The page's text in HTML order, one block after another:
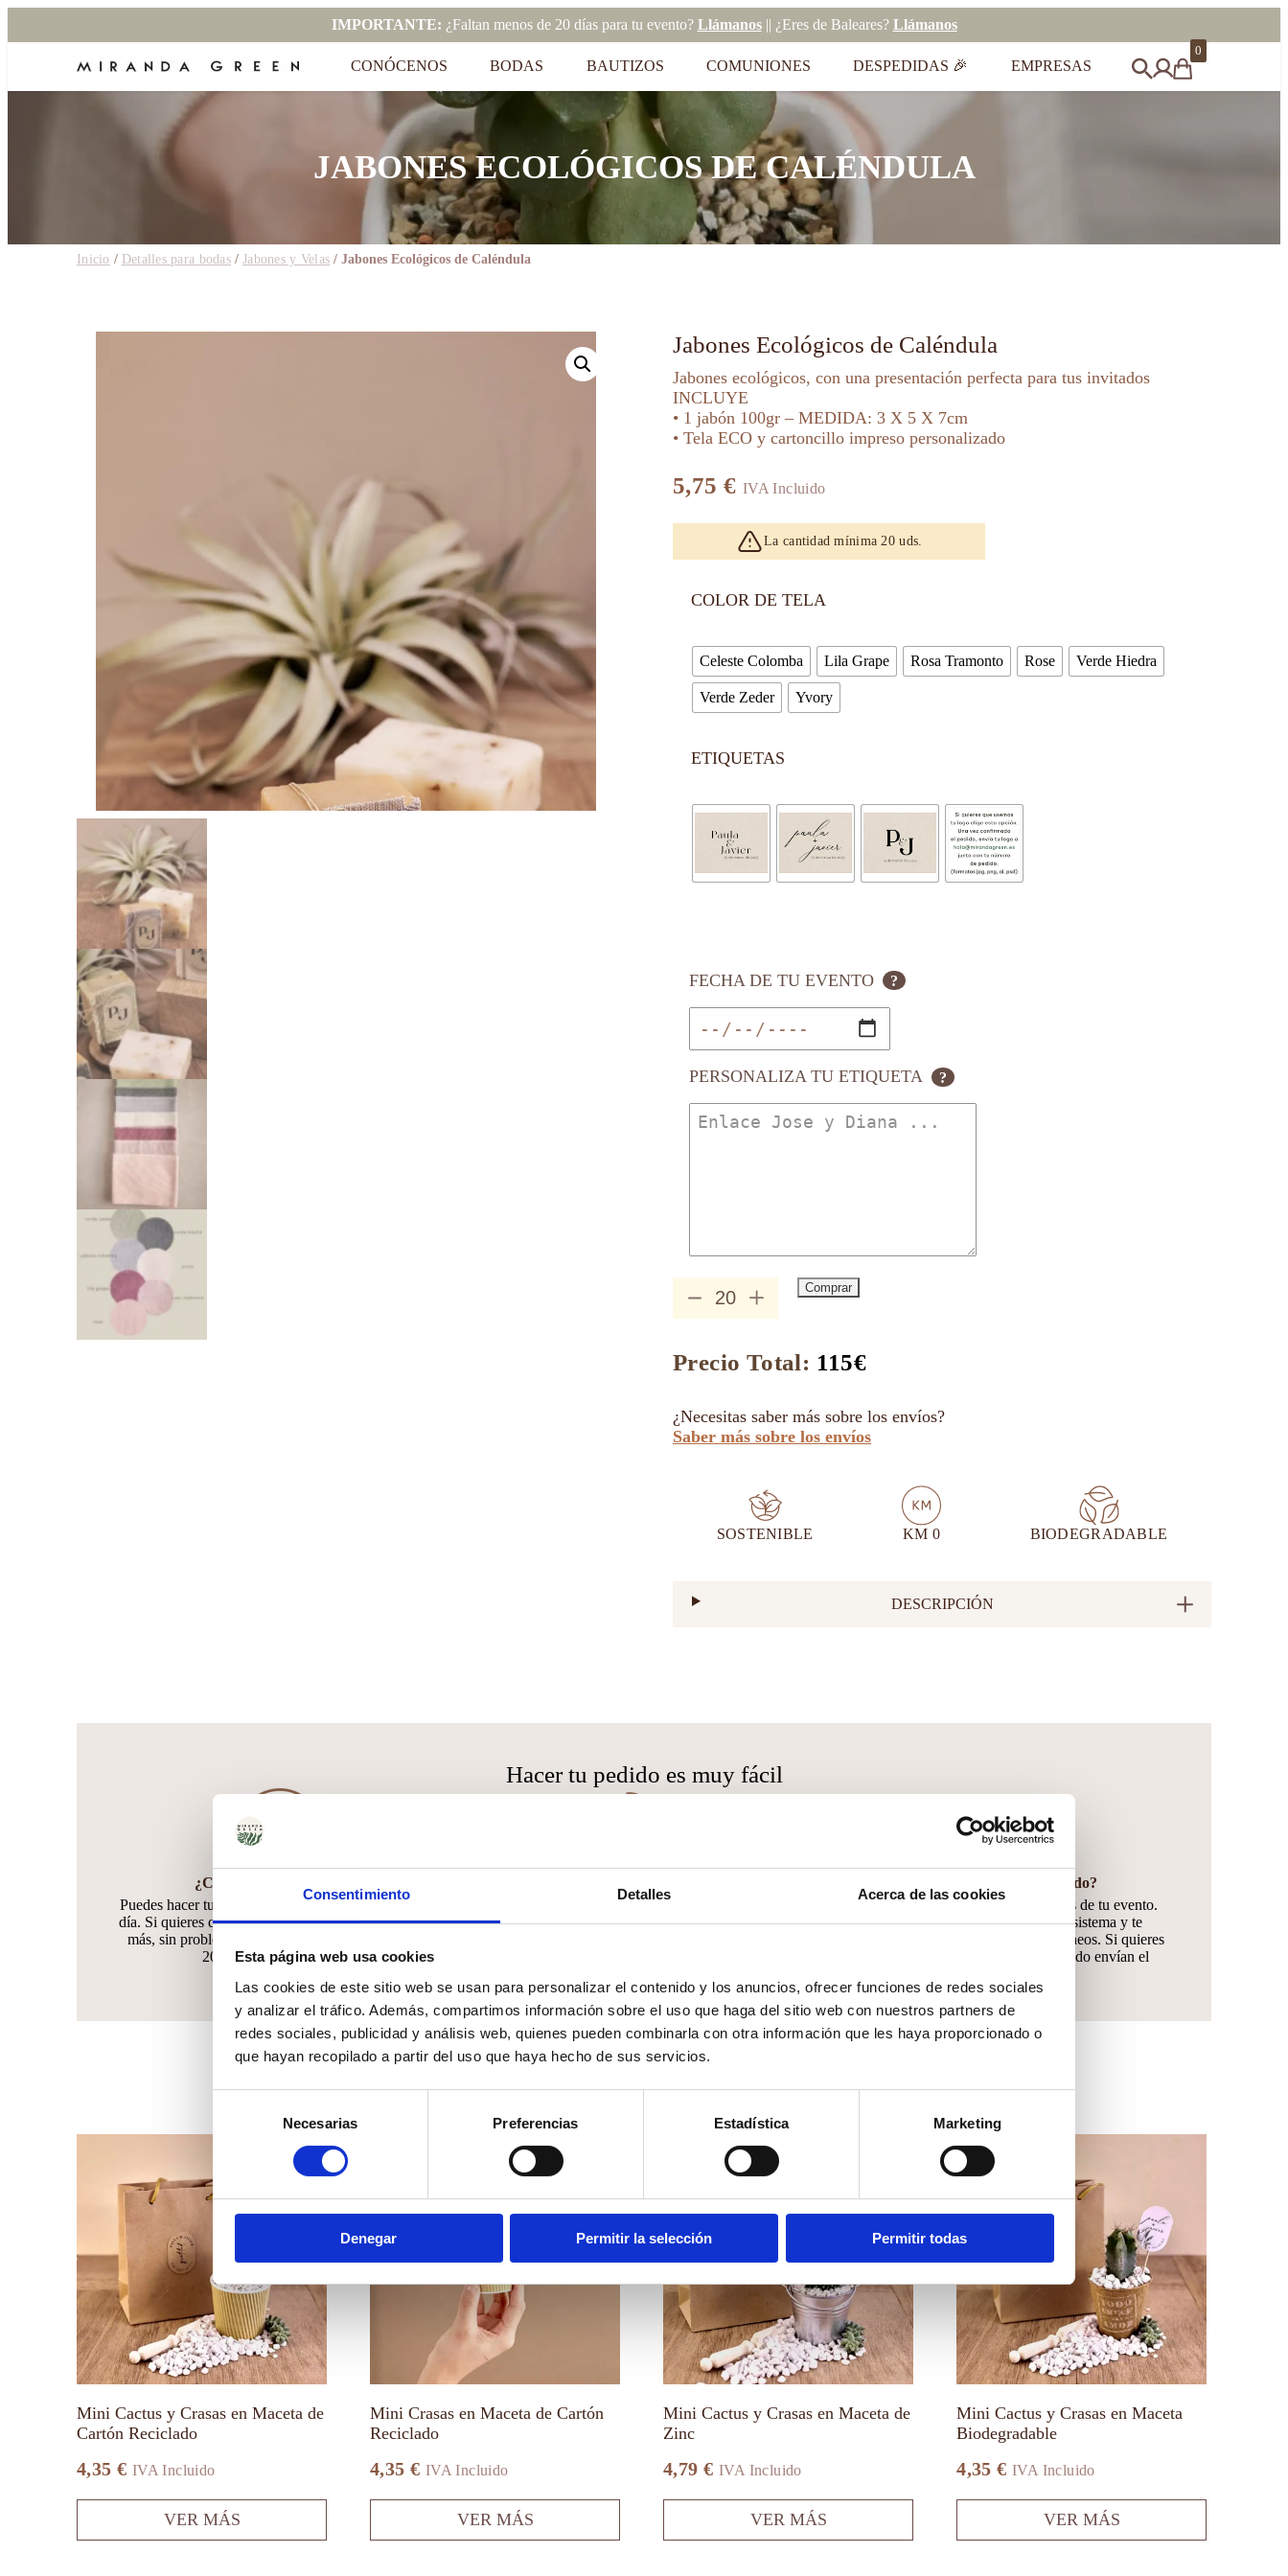
Consentimiento Detalles Acerca de las cookies
Esta página web usa cookies
Las cookies de este sitio web se usan para personalizar el contenido y los anuncios, ofrecer funciones de redes sociales
y analizar el tráfico. Además, compartimos información sobre el uso que haga del sitio web con nuestros partners de
redes sociales, publicidad y análisis web, quienes pueden combinarla con otra información que les haya proporcionado o
que hayan recopilado a partir del uso que haya hecho de sus servicios.
consentimiento
Necesarias Preferencias Estadística Marketing
Denegar Permitir la selección Permitir todas
IMPORTANTE: ¿Faltan menos de 20 días para tu evento? Llámanos|| ¿Eres de Baleares? Llámanos
CONÓCENOS BODAS BAUTIZOS COMUNIONES DESPEDIDAS 🎉 EMPRESAS
0
JABONES ECOLÓGICOS DE CALÉNDULA
Inicio / Detalles para bodas /Jabones y Velas / Jabones Ecológicos de Caléndula
Jabones Ecológicos de Caléndula
Jabones ecológicos, con una presentación perfecta para tus invitados
INCLUYE
• 1 jabón 100gr – MEDIDA: 3 X 5 X 7cm
• Tela ECO y cartoncillo impreso personalizado
5,75 € IVA Incluido
La cantidad mínima 20 uds.
COLOR DE TELA
Celeste Colomba Lila Grape Rosa Tramonto Rose Verde Hiedra
Verde Zeder Yvory
ETIQUETAS
FECHA DE TU EVENTO ?
PERSONALIZA TU ETIQUETA ?
Jabones
Ecológicos
Caléndula
cantidad
Comprar
Precio Total: 115€
¿Necesitas saber más sobre los envíos?
Saber más sobre los envíos
SOSTENIBLE KM 0 BIODEGRADABLE
DESCRIPCIÓN
Hacer tu pedido es muy fácil
¿Cuándo hacer el pedido?
Puedes hacer tu pedido hasta 30 días antes de tu gran
día. Si quieres quedarte tranquilo y anticiparte mucho
más, sin problema!! Podrás agregar unidades hasta
20 días antes de tu evento
¿Puedo ver antes el producto?
Coordinaremos una cita por vídeo llamada para que
muestra llamándonos641209311al o escribiéndonos
¿Cuándo envían el pedido?
El pedido lo envíamos 10 días antes de tu evento.
Desde 2018 trabajamos con este sistema y te
aseguramos que son los tiempos idóneos. Si quieres
saber porqué, pincha AQUÍ¿Cuándo envían el
También te gustará
Mini Cactus y Crasas en Maceta de
Cartón Reciclado
4,35 € IVA Incluido
VER MÁS
múltiples
variantes.
se
pueden
elegir
en
la
página
de
producto
Mini Crasas en Maceta de Cartón
Reciclado
4,35€ IVA Incluido
VER MÁS
variantes.
opciones
se
producto
Mini Cactus y Crasas en Maceta de
Zinc
4,79€ IVA Incluido
VER MÁS
variantes.
opciones
se
elegir
en
la
página
de
producto
Mini Cactus y Crasas en Maceta
Biodegradable
4,35€ IVA Incluido
VER MÁS
producto
tiene
variantes.
opciones
se
elegir
en
la
página
de
producto